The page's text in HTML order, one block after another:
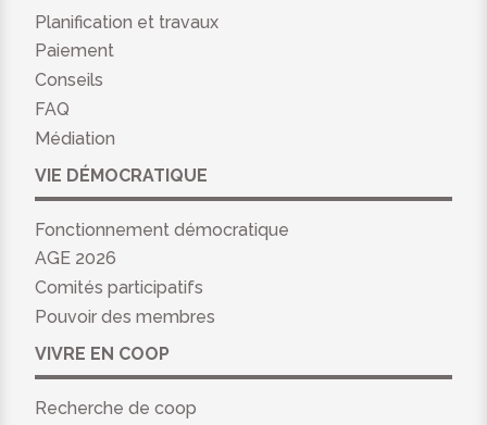
Planification et travaux
Paiement
Conseils
FAQ
Médiation
VIE DÉMOCRATIQUE
Fonctionnement démocratique
AGE 2026
Comités participatifs
Pouvoir des membres
VIVRE EN COOP
Recherche de coop